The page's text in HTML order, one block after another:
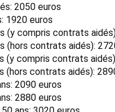
2050 euros
1920 euros
(y compris contrats
(hors contrats aidés):
(y compris contrats
(hors contrats aidés):
2090 euros
2880 euros